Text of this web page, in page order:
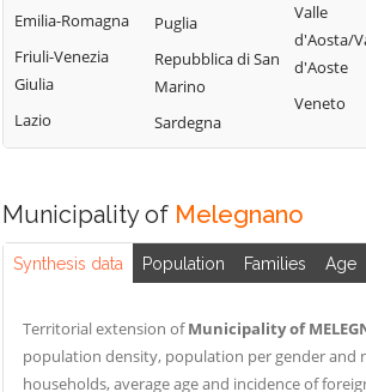
Calvignasco
Cambiago
Canegrate
Carpiano
Casorezzo
Cassano d'Adda
Pecchi
Cassinetta di
Masate
Mediglia
Melegnano
Melzo
Milano
Motta Visconti
Novate Milanese
Olona
San Zenone
Ticino
Segrate
Senago
Giovanni
Settala
Emilia-Romagna
Friuli-Venezia
Giulia
Lazio
Puglia
Repubblica di San
Marino
Sardegna
Valle
d'Aosta/
d'Aoste
Veneto
Municipality of Melegnano
Synthesis data Population Families Age
Territorial extension ofMunicipality of
population density, population per gender and
households, average age and incidence of